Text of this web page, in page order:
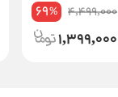
4,499,000
69%
1,399,000